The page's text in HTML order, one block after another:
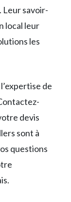
Leur savoir-
local leur
les
de
devis
sont à
questions